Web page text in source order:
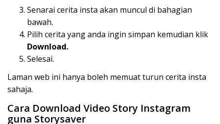
Senarai cerita insta akan muncul di bahagian
bawah.
Pilih cerita yang anda ingin simpan kemudian klik
Download.
Selesai.
Laman web ini hanya boleh memuat turun cerita insta
sahaja.
Cara Download Video Story Instagram
guna Storysaver